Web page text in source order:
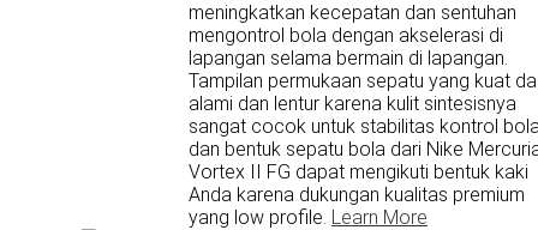
meningkatkan kecepatan dan sentuhan
mengontrol bola dengan akselerasi di
lapangan selama bermain di lapangan.
Tampilan permukaan sepatu yang kuat
alami dan lentur karena kulit sintesisnya
sangat cocok untuk stabilitas kontrol
dan bentuk sepatu bola dari Nike
Vortex II FG dapat mengikuti bentuk kaki
Anda karena dukungan kualitas premium
yang low profile. Learn More